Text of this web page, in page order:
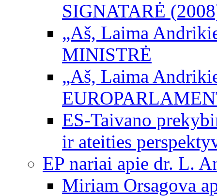
SIGNATARĖ
„Aš, Laima
MINISTRĖ
„Aš, Laima
ES-Taivano
ir ateities
EP nariai apie dr. L.
Miriam Orsagova